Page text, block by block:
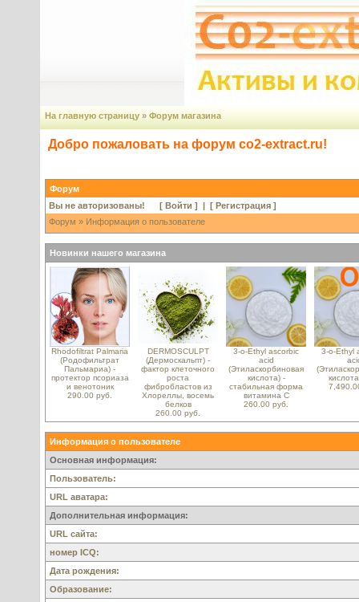
На главную страницу » Форум магазина
Добро пожаловать на форум co2-extract.ru!
Форум
Вы не авторизованы! [ Войти ] | [ Регистрация ]
Форум » Информация о пользователе
Новинки нашего магазина
Rhodofiltrat Palmaria
(Родофильтрат
Пальмариа) -
протектор псориаза
и венотоник
290.00 руб.
DERMOSCULPT
(Дермоскальпт) -
фактор клеточного
роста
фибробластов из
Хлореллы, восемь
белков
260.00 руб.
3-o-Ethyl ascorbic
acid
(Этиласкорбиновая
кислота) -
стабильная форма
витамина С
260.00 руб.
3-o-Ethyl
Информация о пользователе
Основная информация:
Пользователь:
URL аватара:
Дополнительная информация:
URL сайта:
номер ICQ:
Дата рождения:
Образование: